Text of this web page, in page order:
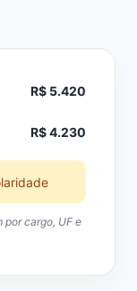
R$ 5.420
R$ 4.230
por cargo, UF e